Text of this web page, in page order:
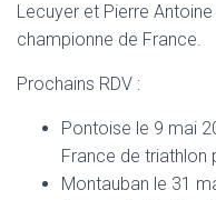
Lecuyer et Pierre
championne de France.
Prochains RDV :
Pontoise le 9 mai
France de triathlon
Montauban le 31